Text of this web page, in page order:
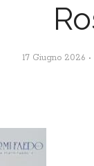
17 Giugno 2026